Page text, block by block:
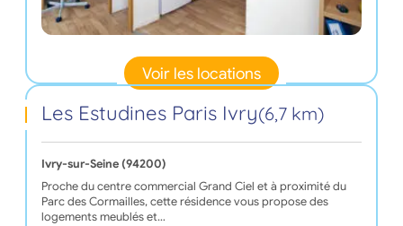
Voir les locations
Les Estudines Paris Ivry(6,7 km)
Ivry-sur-Seine (94200)
Proche du centre commercial Grand Ciel et à proximité du
Parc des Cormailles, cette résidence vous propose des
logements meublés et…